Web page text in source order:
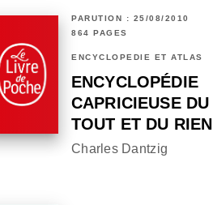
PARUTION : 25/08/2010
864 PAGES
ENCYCLOPÉDIE ET ATLAS
ENCYCLOPÉDIE
CAPRICIEUSE DU
TOUT ET DU RIEN
Charles Dantzig